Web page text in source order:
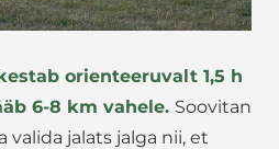
orienteeruvalt 1,5 h
6-8 km vahele. Soovitan
jalats jalga nii, et